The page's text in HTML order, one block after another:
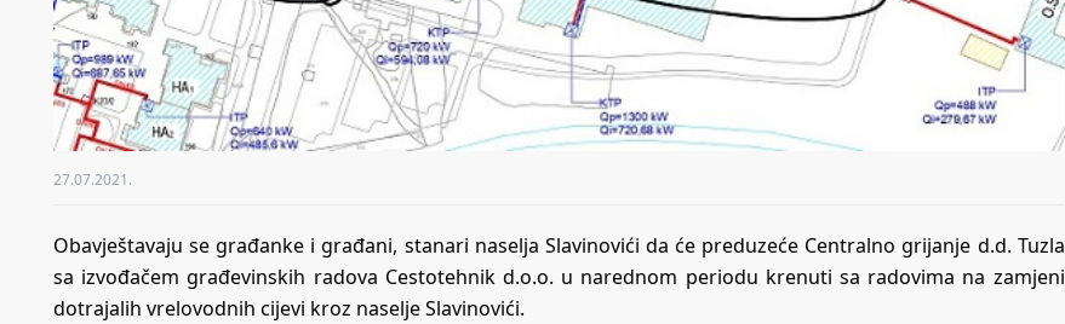
27.07.2021.
Obavještavaju se građanke i građani, stanari naselja Slavinovići da će preduzeće Centralno grijanje d.d. Tuzla
sa izvođačem građevinskih radova Cestotehnik d.o.o. u narednom periodu krenuti sa radovima na zamjeni
dotrajalih vrelovodnih cijevi kroz naselje Slavinovići.